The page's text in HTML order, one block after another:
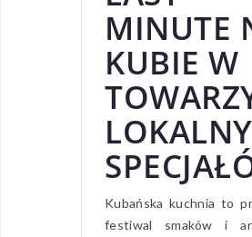
MINUTE
KUBIE W
Kubańska kuchnia to
festiwal smaków i